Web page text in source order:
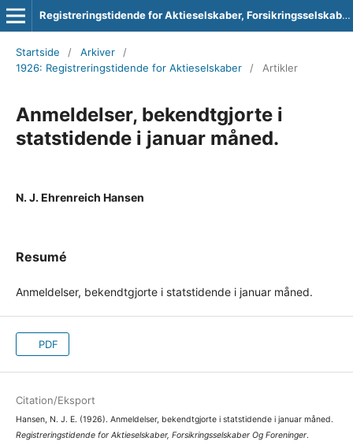
Registreringstidende for Aktieselskaber, Forsikringsselskaber og Foreninger
Startside / Arkiver
/
1926: Registreringstidende for Aktieselskaber
/ Artikler
Anmeldelser, bekendtgjorte i
statstidende i januar måned.
N. J. Ehrenreich Hansen
Resumé
Anmeldelser, bekendtgjorte i statstidende i januar måned.
PDF
Citation/Eksport
Hansen, N. J. E. (1926). Anmeldelser, bekendtgjorte i statstidende i januar måned.
Registreringstidende for Aktieselskaber, Forsikringsselskaber Og Foreninger.